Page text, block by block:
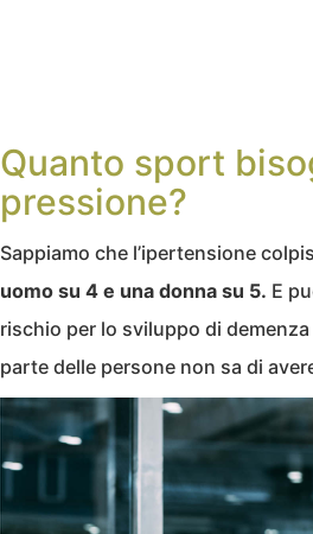
Quanto sport
pressione?
Sappiamo che l’ipertensione
uomo su 4 e una donna su 5. E
rischio per lo sviluppo di
parte delle persone non sa di